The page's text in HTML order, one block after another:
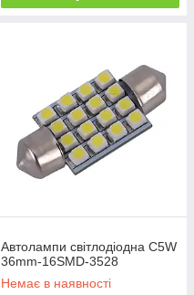
Автолампи світлодіодна C5W
36mm-16SMD-3528
Немає в наявності